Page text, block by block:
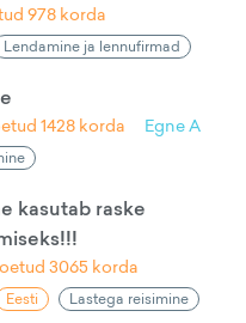
978 korda
Lendamine ja lennufirmad
1428 korda Egne A
kasutab raske
3065 korda
Eesti Lastega reisimine